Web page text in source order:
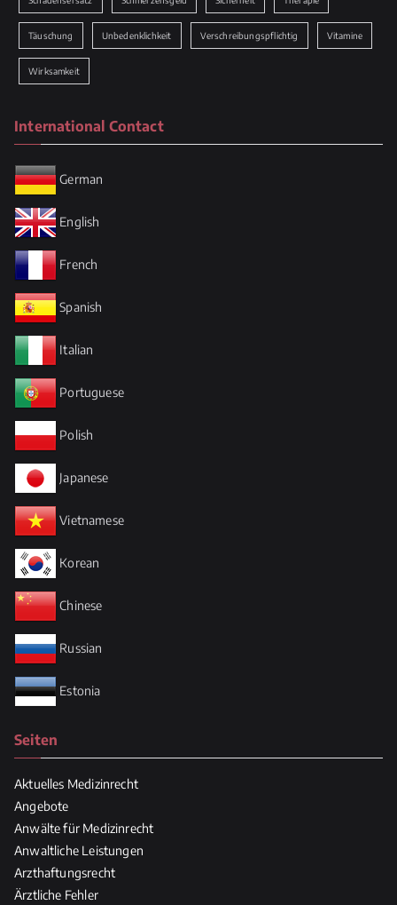
Täuschung Unbedenklichkeit Verschreibungspflichtig Vitamine
Wirksamkeit
International Contact
German
English
French
Spanish
Italian
Portuguese
Polish
Japanese
Vietnamese
Korean
Chinese
Russian
Estonia
Seiten
Aktuelles Medizinrecht
Angebote
Anwälte für Medizinrecht
Anwaltliche Leistungen
Arzthaftungsrecht
Ärztliche Fehler